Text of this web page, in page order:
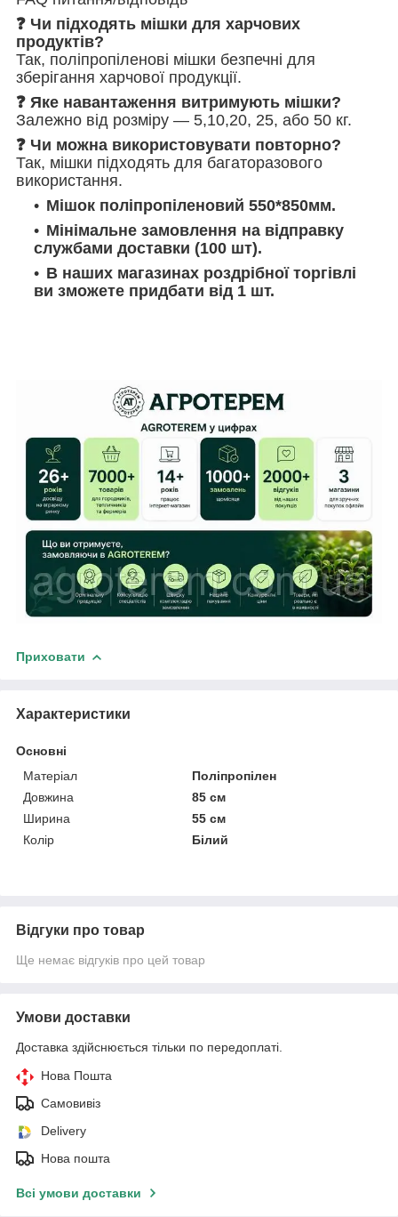
❓ Чи підходять мішки для харчових
продуктів?
Так, поліпропіленові мішки безпечні для
зберігання харчової продукції.
❓ Яке навантаження витримують мішки?
Залежно від розміру — 5,10,20, 25, або 50 кг.
❓ Чи можна використовувати повторно?
Так, мішки підходять для багаторазового
використання.
Мішок поліпропіленовий 550*850мм.
Мінімальне замовлення на відправку
службами доставки (100 шт).
В наших магазинах роздрібної торгівлі
ви зможете придбати від 1 шт.
Приховати
Характеристики
Основні
Матеріал
Поліпропілен
Довжина
85 см
Ширина
55 см
Колір
Білий
Відгуки про товар
Ще немає відгуків про цей товар
Умови доставки
Доставка здійснюється тільки по передоплаті.
Нова Пошта
Самовивіз
Delivery
Нова пошта
Всі умови доставки